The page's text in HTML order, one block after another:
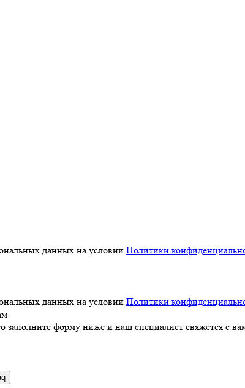
данных на условии Политики
данных на условии Политики
заполните форму ниже и наш специалист свяжется с